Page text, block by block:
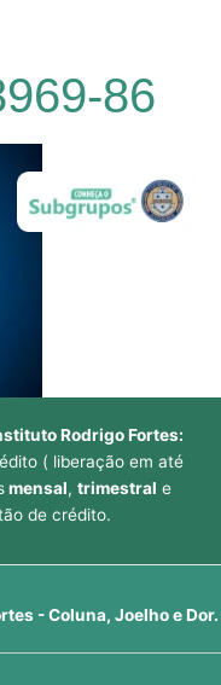
86
Rodrigo Fortes:
( liberação em até
mensal, trimestral e
de crédito.
- Coluna, Joelho e Dor.